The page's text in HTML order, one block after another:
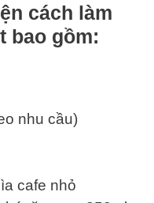
cách làm
bao gồm:
nhu cầu)
cafe nhỏ